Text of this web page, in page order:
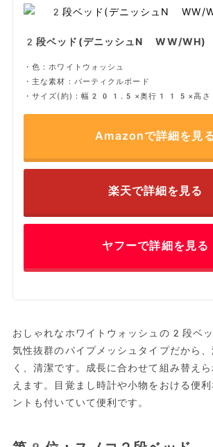
2段ベッド(デニッシュN WW/WH)
・色：ホワイトウォッシュ
・主な素材：パーティクルボード
・サイズ(約)：幅201.5×奥行115×高
Amazonで詳細を見
楽天で詳細を見る
ヤフーで詳細を見る
おしゃれなホワイトウォッシュの2段ベ
気性抜群のパイプメッシュタイプだから、
く、清潔です。成長に合わせて組み替え
えます。目覚まし時計や小物をおける便
ントも付いていて便利です。